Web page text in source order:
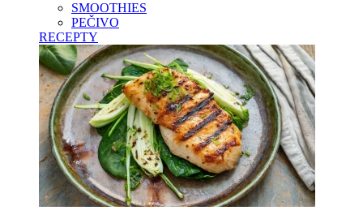
SMOOTHIES
PEČIVO
RECEPTY